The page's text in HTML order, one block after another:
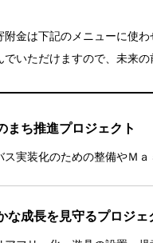
金は下記のメニューに使わ
いただけますので、未来
まち推進プロジェクト
ス実装化のための整備やＭ
な成長を見守るプロジェ